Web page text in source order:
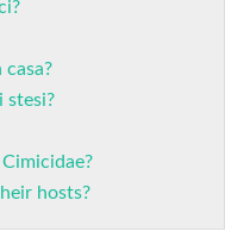
stesi?
hosts?